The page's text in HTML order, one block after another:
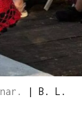
| B. L.